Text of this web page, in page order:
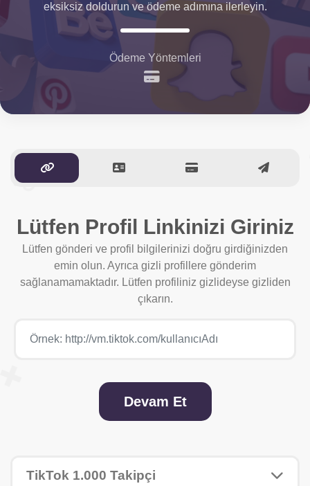
eksiksiz doldurun ve ödeme adımına ilerleyin.
Ödeme Yöntemleri
TikTok 1.000 Takipçi
Lütfen Profil Linkinizi Giriniz
Lütfen gönderi ve profil bilgilerinizi doğru girdiğinizden
emin olun. Ayrıca gizli profillere gönderim
sağlanamamaktadır. Lütfen profiliniz gizlideyse gizliden
çıkarın.
Devam Et